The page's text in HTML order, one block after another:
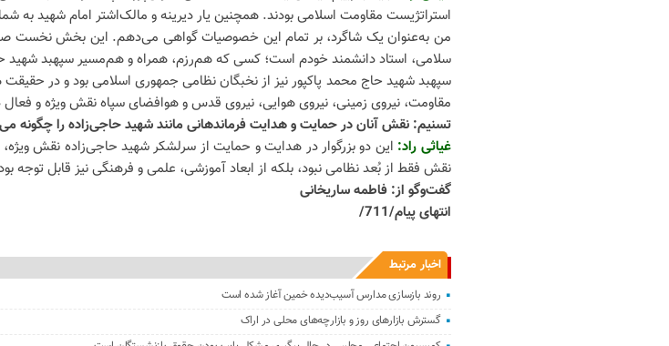
استراتژیست مقاومت اسلامی بودند. همچنین یار دیرینه و مالک‌اشتر امام شهید به
من به‌عنوان یک شاگرد، بر تمام این خصوصیات گواهی می‌دهم. این بخش نخست
سلامی، استاد دانشمند خودم است؛ کسی که هم‌رزم، همراه و هم‌مسیر سپهبد شهید
سپهبد شهید حاج محمد پاکپور نیز از نخبگان نظامی جمهوری اسلامی بود و در
مقاومت، نیروی زمینی، نیروی هوایی، نیروی قدس و هوافضای سپاه نقش ویژه و فعال
تسنیم: نقش آنان در حمایت و هدایت فرماندهانی مانند شهید حاجی‌زاده را چگونه
غیاثی راد: این دو بزرگوار در هدایت و حمایت از سرلشکر شهید حاجی‌زاده نقش
نقش فقط از بُعد نظامی نبود، بلکه از ابعاد آموزشی، علمی و فرهنگی نیز قابل توجه
گفت‌و‌گو از: فاطمه ساریخانی
انتهای پیام/711/
اخبار مرتبط
روند بازسازی مدارس آسیب‌دیده خمین آغاز شده است
گسترش بازارهای روز و بازارچه‌های محلی در اراک